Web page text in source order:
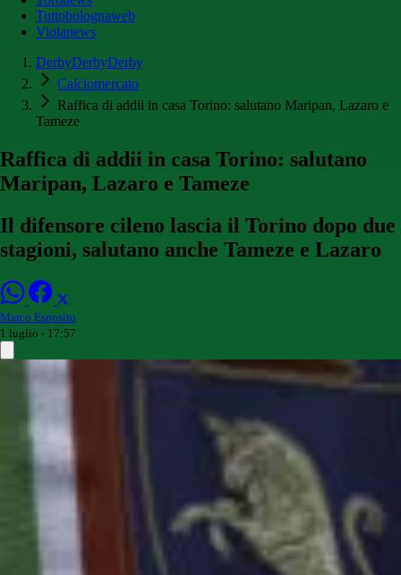
Tuttobolognaweb
Violanews
DerbyDerbyDerby
Calciomercato
Raffica di addii in casa Torino: salutano Maripan, Lazaro e
Tameze
Raffica di addii in casa Torino: salutano
Maripan, Lazaro e Tameze
Il difensore cileno lascia il Torino dopo due
stagioni, salutano anche Tameze e Lazaro
Marco Esposito
1 luglio - 17:57